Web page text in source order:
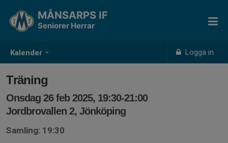
Kalender Logga in
MÅNSARPS IF
Seniorer Herrar
Träning
Onsdag 26 feb 2025, 19:30-21:00
Jordbrovallen 2, Jönköping
Samling: 19:30